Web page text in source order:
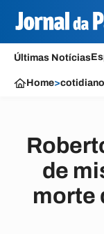
Últimas Notícias
Home>cotidiano
de
morte